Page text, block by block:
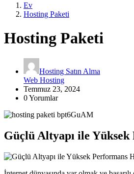
Ev
Hosting Paketi
Hosting Paketi
Hosting Satın Alma
Web Hosting
Temmuz 23, 2024
0 Yorumlar
Güçlü Altyapı ile